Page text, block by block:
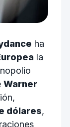
ha
la
Warner
dólares,